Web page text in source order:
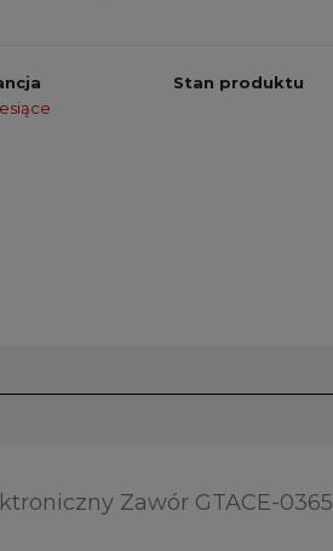
Stan produktu
Zawór GTACE-0365